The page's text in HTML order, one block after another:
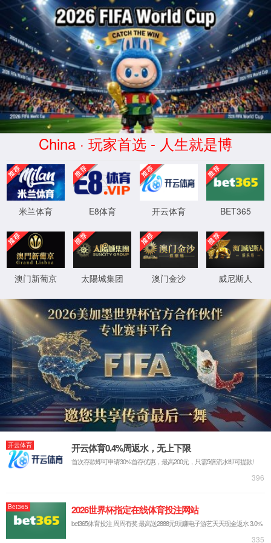
星际网站1277登录(股份有限公司)-
Official website
WTS-WAF拦截详情
出现该页面的原因:
1.你的请求是黑客攻击
2.你的请求合法但触发了安全规则,请提交问题反馈